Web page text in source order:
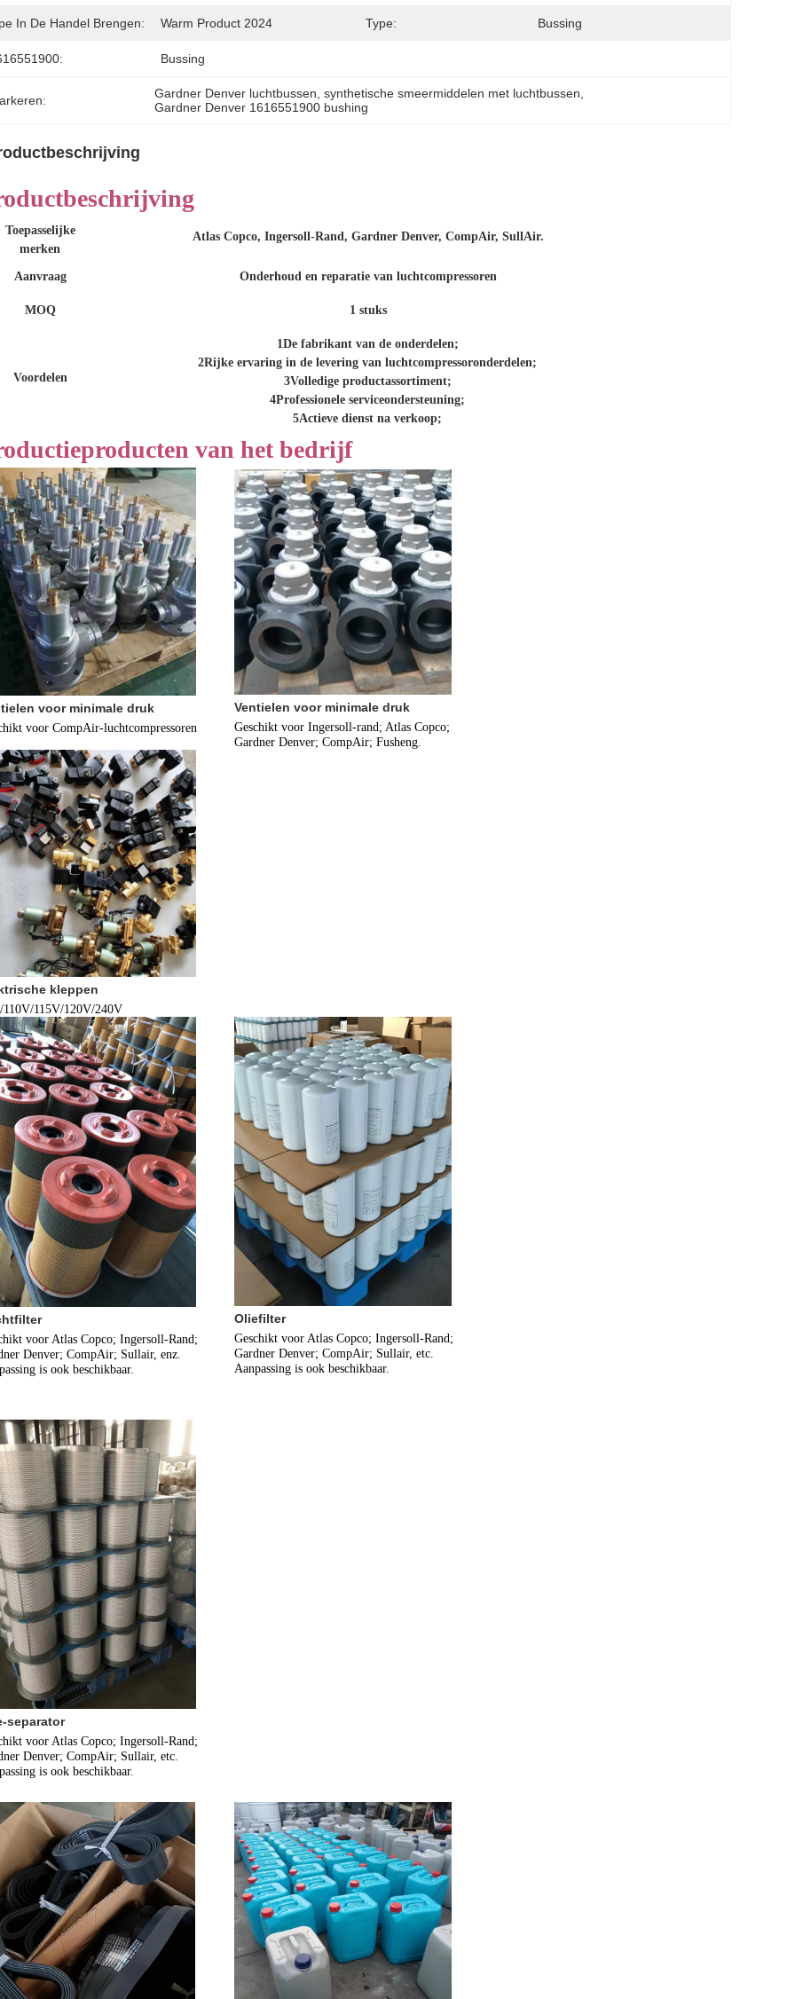
In De Handel Brengen: Warm Product 2024 Type: Bussing
Bussing
Gardner Denver luchtbussen , synthetische smeermiddelen met luchtbussen
Gardner Denver 1616551900 bushing
Toepasselijke
merken
Atlas Copco, Ingersoll-Rand, Gardner Denver, CompAir, SullAir.
Aanvraag Onderhoud en reparatie van luchtcompressoren
MOQ 1 stuks
Voordelen
1De fabrikant van de onderdelen;
2Rijke ervaring in de levering van luchtcompressoronderdelen;
3Volledige productassortiment;
4Professionele serviceondersteuning;
5Actieve dienst na verkoop;
van het bedrijf
voor minimale druk
voor CompAir-luchtcompressoren
Ventielen voor minimale druk
Geschikt voor Ingersoll-rand; Atlas Copco;
Gardner Denver; CompAir; Fusheng.
kleppen
110V/115V/120V/240V
voor Atlas Copco; Ingersoll-Rand;
Denver; CompAir; Sullair, enz.
is ook beschikbaar.
Oliefilter
Geschikt voor Atlas Copco; Ingersoll-Rand;
Gardner Denver; CompAir; Sullair, etc.
Aanpassing is ook beschikbaar.
separator
voor Atlas Copco; Ingersoll-Rand;
Denver; CompAir; Sullair, etc.
is ook beschikbaar.